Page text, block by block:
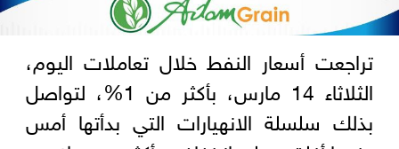
تراجعت أسعار النفط خلال تعاملات اليوم،
الثلاثاء 14 مارس، بأكثر من 1%، لتواصل
بذلك سلسلة الانهيارات التي بدأتها أمس